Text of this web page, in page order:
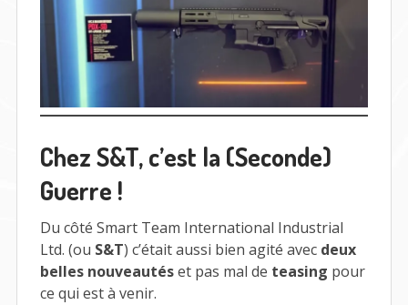
Chez S&T, c’est la (Seconde)
Guerre !
Du côté Smart Team International Industrial
Ltd. (ou S&T) c’était aussi bien agité avec deux
belles nouveautéset pas mal de teasing pour
ce qui est à venir.